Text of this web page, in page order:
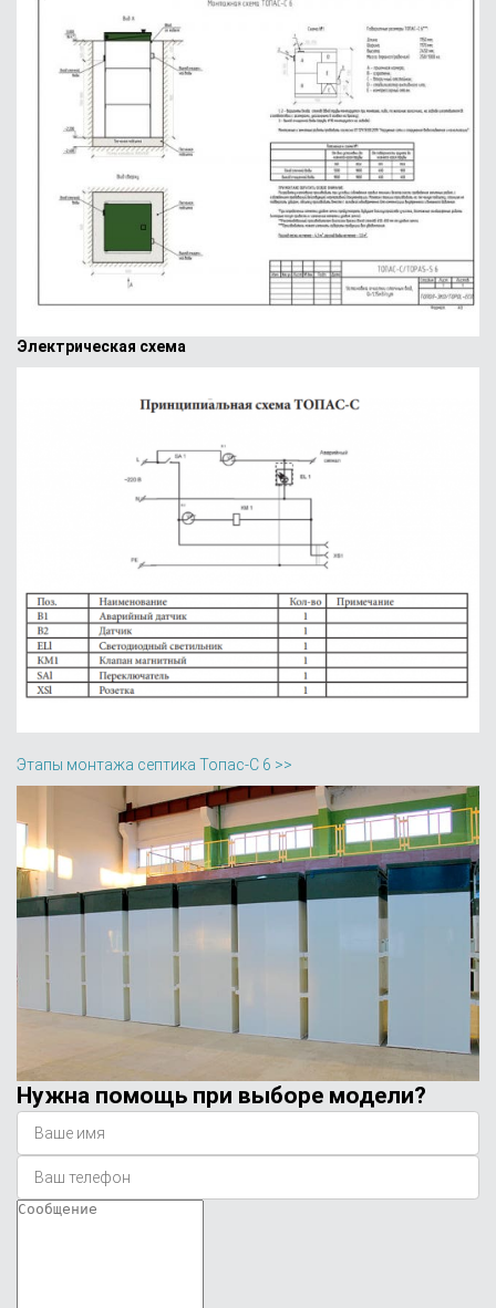
Электрическая схема
Этапы монтажа септика Топас-С 6 >>
Нужна помощь при выборе модели?